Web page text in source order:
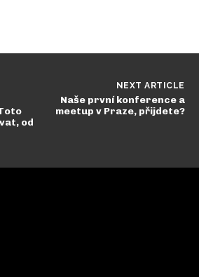
od
NEXT ARTICLE
Naše první konference a
meetup v Praze, přijdete?